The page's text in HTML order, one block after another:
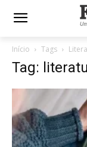
Início Tags
Tag: